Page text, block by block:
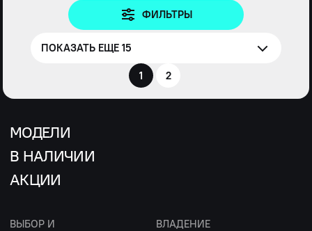
ФИЛЬТРЫ
ПОКАЗАТЬ ЕЩЕ 15
1 2
МОДЕЛИ
В НАЛИЧИИ
АКЦИИ
ВЫБОР И
ВЛАДЕНИЕ